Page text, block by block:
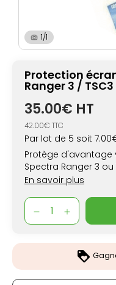
1/1
Protection
Ranger 3 / TSC3
35.00€ HT
42.00€ TTC
Par lot de 5 soit
Protège d'avantage
Spectra Ranger 3 ou
conditions difficiles
En savoir plus